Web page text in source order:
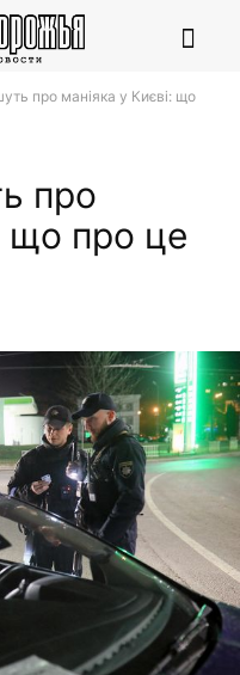
про маніяка у Києві: що
про
що про це